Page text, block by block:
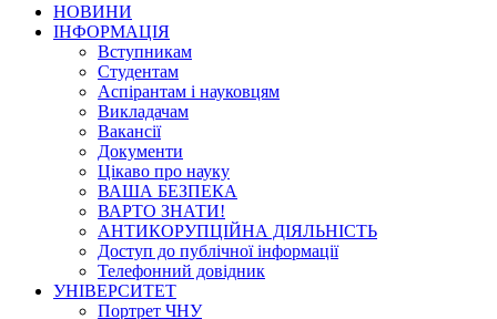
НОВИНИ
ІНФОРМАЦІЯ
Вступникам
Студентам
Аспірантам і науковцям
Викладачам
Вакансії
Документи
Цікаво про науку
ВАША БЕЗПЕКА
ВАРТО ЗНАТИ!
АНТИКОРУПЦІЙНА ДІЯЛЬНІСТЬ
Доступ до публічної інформації
Телефонний довідник
УНІВЕРСИТЕТ
Портрет ЧНУ